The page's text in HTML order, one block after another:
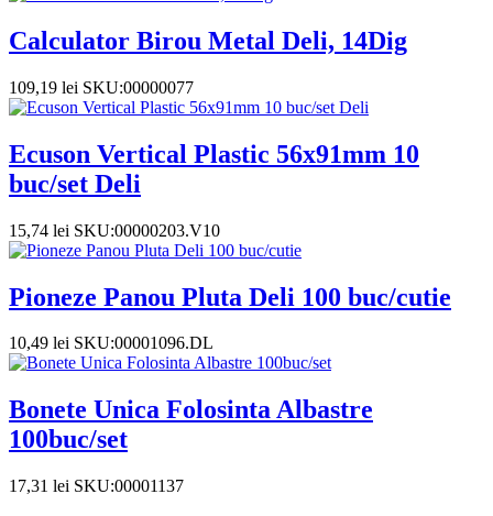
Calculator Birou Metal Deli, 14Dig
109,19 lei SKU:00000077
Ecuson Vertical Plastic 56x91mm 10
buc/set Deli
15,74 lei SKU:00000203.V10
Pioneze Panou Pluta Deli 100 buc/cutie
10,49 lei SKU:00001096.DL
Bonete Unica Folosinta Albastre
100buc/set
17,31 lei SKU:00001137